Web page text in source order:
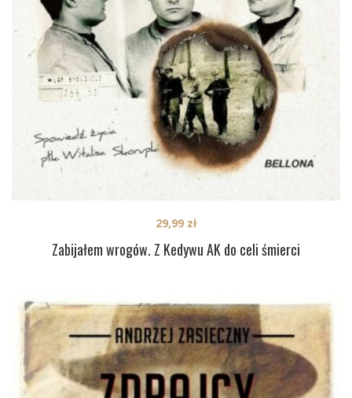
Zabijałem wrogów. Z Kedywu AK do celi śmierci
29,99 zł